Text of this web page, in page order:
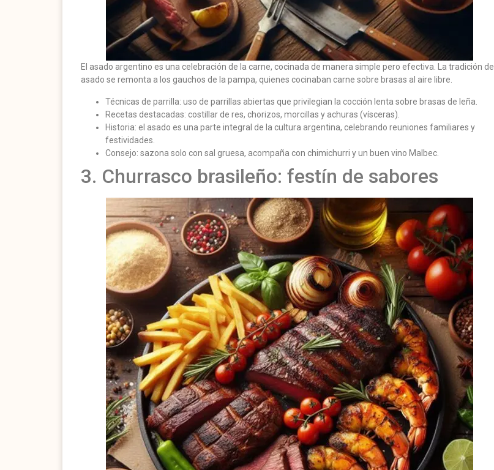
El asado argentino es una celebración de la carne, cocinada de manera simple pero efectiva. La tradición del
asado se remonta a los gauchos de la pampa, quienes cocinaban carne sobre brasas al aire libre.
Técnicas de parrilla: uso de parrillas abiertas que privilegian la cocción lenta sobre brasas de leña.
Recetas destacadas: costillar de res, chorizos, morcillas y achuras (vísceras).
Historia: el asado es una parte integral de la cultura argentina, celebrando reuniones familiares y
festividades.
Consejo: sazona solo con sal gruesa, acompaña con chimichurri y un buen vino Malbec.
3. Churrasco brasileño: festín de sabores